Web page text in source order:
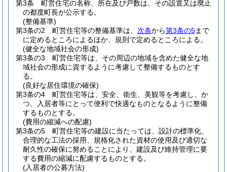
第3条
町営住宅の名称、所在及び戸数は、その設置又は廃止
の都度町長が公示する。
(整備基準)
第3条の2
町営住宅等の整備基準は、 次条から第3条の5まで
に定めるところによるほか、規則で定めるところによる。
(健全な地域社会の形成)
第3条の3
町営住宅等は、その周辺の地域を含めた健全な地
域社会の形成に資するように考慮して整備するものとす
る。
(良好な居住環境の確保)
第3条の4
町営住宅等は、安全、衛生、美観等を考慮し、か
つ、入居者等にとって便利で快適なものとなるように整備
するものとする。
(費用の縮減への配慮)
第3条の5
町営住宅等の建設に当たっては、設計の標準化、
合理的な工法の採用、規格化された資材の使用及び適切な
耐久性の確保に努めることにより、建設及び維持管理に要
する費用の縮減に配慮するものとする。
(入居者の公募方法)